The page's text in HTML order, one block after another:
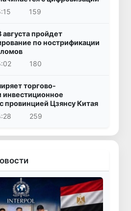
159
августа пройдет
по нострификации
180
торгово-
инвестиционное
провинцией Цзянсу Китая
259